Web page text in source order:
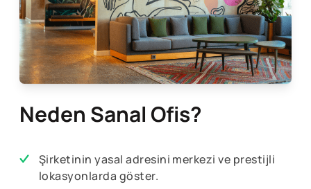
Neden Sanal Ofis?
Şirketinin yasal adresini merkezi ve prestijli
lokasyonlarda göster.